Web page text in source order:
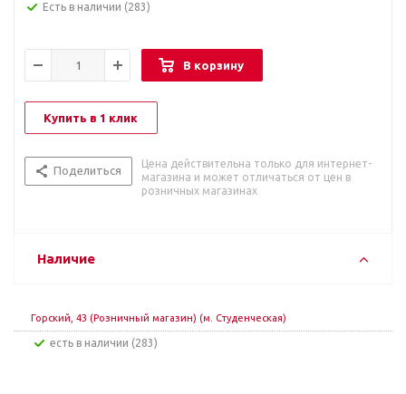
Есть в наличии (283)
В корзину
Купить в 1 клик
Поделиться
Цена действительна только для интернет-
магазина и может отличаться от цен в
розничных магазинах
Наличие
Горский, 43 (Розничный магазин) (м. Студенческая)
Есть в наличии (283)